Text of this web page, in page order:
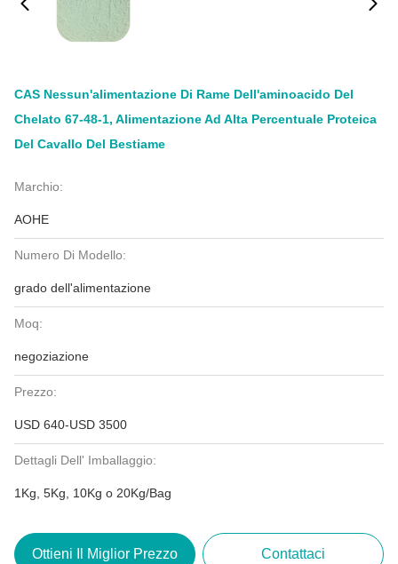
CAS Nessun'alimentazione Di Rame Dell'aminoacido Del
Chelato 67-48-1, Alimentazione Ad Alta Percentuale Proteica
Del Cavallo Del Bestiame
Marchio:
AOHE
Numero Di Modello:
grado dell'alimentazione
Moq:
negoziazione
Prezzo:
USD 640-USD 3500
Dettagli Dell' Imballaggio:
1Kg, 5Kg, 10Kg o 20Kg/Bag
Ottieni Il Miglior Prezzo Contattaci